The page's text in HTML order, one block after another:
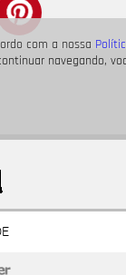
com a nossa
navegando,